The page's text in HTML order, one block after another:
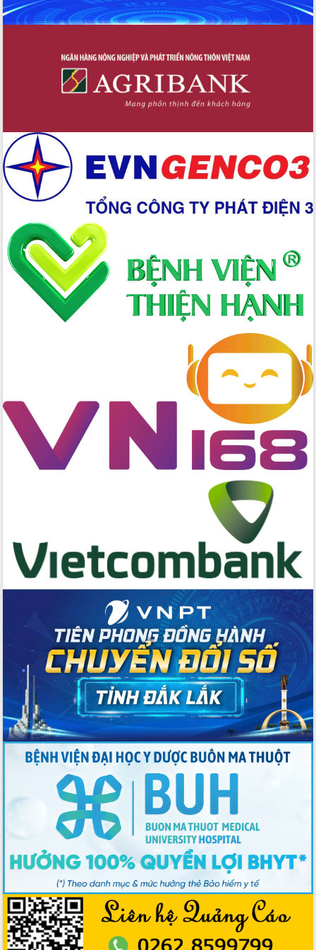
Hội nghị Ban Chấp hành Đảng bộ tỉnh
Đắk Lắk lần thứ 2 (mở rộng)
nhanh tiến độ Tuyến đường bộ ven
Gỡ khó, khởi công xây dựng, sửa chữa
toàn bộ nhà ở cho hộ dân đúng tiến độ
UBND tỉnh Đắk Lắk tổng kết công tác
quốc phòng, quân sự địa phương năm
Tập trung triển khai quyết liệt, đồng bộ
các giải pháp nhằm thực hiện hiệu quả
các nhiệm vụ đề ra năm 2025
Phát huy vai trò của người có uy tín
trong phòng chống tảo hôn và hôn
nhân cận huyết thống
Nông sản Tây Nguyên thu hút doanh
nghiệp nước ngoài
Đắk Lắk định vị thương hiệu du lịch
“Biển – Rừng – Cà phê” trong không
triển trong lĩnh vực văn hóa, du lịch
Công bố quyết định của Ban Thường
vụ Tỉnh ủy về công tác cán bộ.
Thủ tướng Phạm Minh Chính: Khẩn
trương tái thiết cuộc sống người dân
Đẩy nhanh công tác khắc phục, ổn
định đời sống Nhân dân sau bão số 13
Bí thư Tỉnh ủy Lương Nguyễn Minh
Triết dự Ngày hội đại đoàn kết tại
Khởi công xây dựng Trường Phổ thông
nội trú liên cấp tiểu học và THCS xã Ia
Rvê
Phó Thủ tướng Chính phủ Mai Văn
Chính chia sẻ, động viên người dân
chịu ảnh hưởng nặng từ bão số 13
Chủ tịch UBND tỉnh kiểm tra công tác
phòng, chống bão số 13 tại các địa
bàn xung yếu
Tập trung đẩy nhanh giải ngân nguồn
vốn các chương trình mục tiêu quốc
Xã Ea H'leo giữ vững và nâng cao chất
lượng các tiêu chí nông thôn mới
Công bố quyết định của Ban Thường
vụ Tỉnh ủy về công tác cán bộ
Nâng cao trách nhiệm người đứng
đầu, phát huy tinh thần chủ động,
sáng tạo để đảm bảo tiến độ giải ngân
vốn đầu tư công năm 2025
Sở Công Thương đột phá số hóa 100%
thủ tục trực tuyến lấy sự hài lòng của